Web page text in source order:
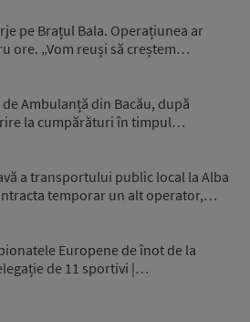
pe Brațul Bala. Operațiunea ar
ore. „Vom reuși să creștem…
Ambulanță din Bacău, după
la cumpărături în timpul…
a transportului public local la Alba
temporar un alt operator,…
Europene de înot de la
de 11 sportivi |…